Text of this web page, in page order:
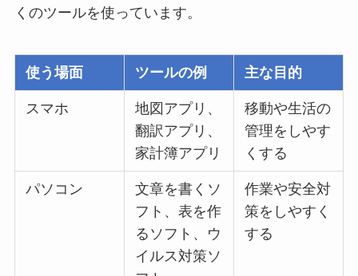
くのツールを使っています。
使う場面 ツールの例 主な目的
スマホ
地図アプリ、
翻訳アプリ、
家計簿アプリ
移動や生活の
管理をしやす
くする
パソコン
文章を書くソ
フト、表を作
るソフト、ウ
イルス対策ソ
作業や安全対
策をしやすく
する